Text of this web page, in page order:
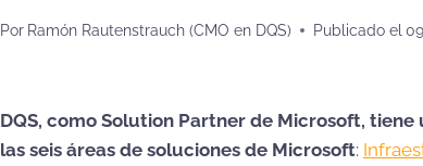
Por Ramón Rautenstrauch (CMO en DQS) Publicado el
DQS, como Solution Partner de Microsoft,
las seis áreas de soluciones de Microsoft: